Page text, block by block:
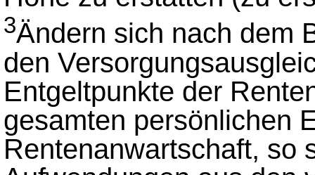
3Ändern sich nach dem
den
Entgeltpunkte der
gesamten persönlichen
Rentenanwartschaft, so